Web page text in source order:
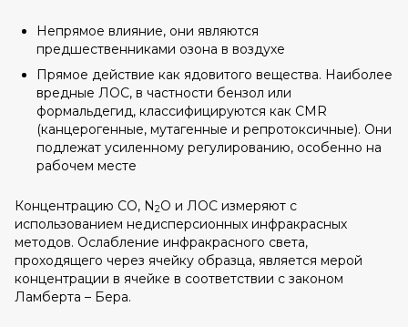
Непрямое влияние, они являются
предшественниками озона в воздухе
Прямое действие как ядовитого вещества. Наиболее
вредные ЛОС, в частности бензол или
формальдегид, классифицируются как CMR
(канцерогенные, мутагенные и репротоксичные). Они
подлежат усиленному регулированию, особенно на
рабочем месте
Концентрацию CO, N2O и ЛОС измеряют с
использованием недисперсионных инфракрасных
методов. Ослабление инфракрасного света,
проходящего через ячейку образца, является мерой
концентрации в ячейке в соответствии с законом
Ламберта – Бера.